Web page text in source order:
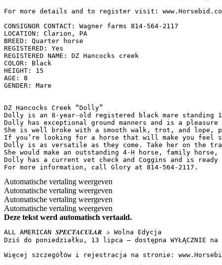
For more details and to register visit:
CONSIGNOR CONTACT: Wagner farms 814-564-2117
LOCATION: Clarion, PA
BREED: Quarter horse
REGISTERED: Yes
REGISTERED NAME: DZ Hancocks creek
COLOR: Black
HEIGHT: 15
AGE: 8
GENDER: Mare
DZ Hancocks Creek “Dolly”
Dolly is an 8-year-old registered black mare
Dolly has exceptional ground manners and is a
She is well broke with a smooth walk, trot, and lope,
If you’re looking for a horse that will make you feel
Dolly is as versatile as they come. Take her on the
She would make an outstanding 4-H horse, family
Dolly has a current vet check and Coggins and is ready
For more information, call Glory at 814-564-2117.
Automatische vertaling weergeven
Automatische vertaling weergeven
Automatische vertaling weergeven
Automatische vertaling weergeven
Deze tekst werd automatisch vertaald.
ALL AMERICAN 𝑺𝑷𝑬𝑪𝑻𝑨𝑪𝑼𝑳𝑨𝑹 ✰ Wolna Edycja
Dziś do poniedziałku, 13 lipca – dostępna WYŁĄCZNIE
Więcej szczegółów i rejestracja na stronie: